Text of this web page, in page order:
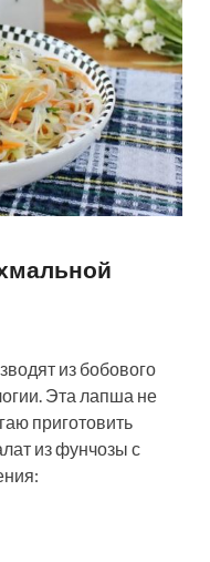
из бобового
Эта лапша не
приготовить
из фунчозы с